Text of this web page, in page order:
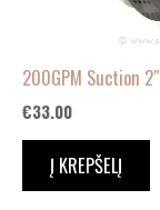
200GPM Suction 2″
€33.00
Į KREPŠELĮ